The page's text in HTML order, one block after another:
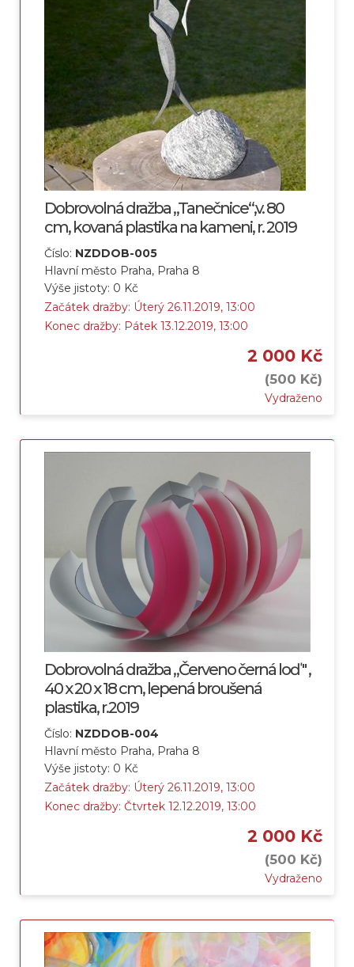
Dobrovolná dražba „Tanečnice“,v. 80
cm, kovaná plastika na kameni, r. 2019
Číslo: NZDDOB-005
Hlavní město Praha, Praha 8
Výše jistoty: 0 Kč
Začátek dražby: Úterý 26.11.2019, 13:00
Konec dražby: Pátek 13.12.2019, 13:00
2 000 Kč
(500 Kč)
Vydraženo
Dobrovolná dražba „Červeno černá loď " ,
40 x 20 x 18 cm, lepená broušená
plastika, r.2019
Číslo: NZDDOB-004
Hlavní město Praha, Praha 8
Výše jistoty: 0 Kč
Začátek dražby: Úterý 26.11.2019, 13:00
Konec dražby: Čtvrtek 12.12.2019, 13:00
2 000 Kč
(500 Kč)
Vydraženo